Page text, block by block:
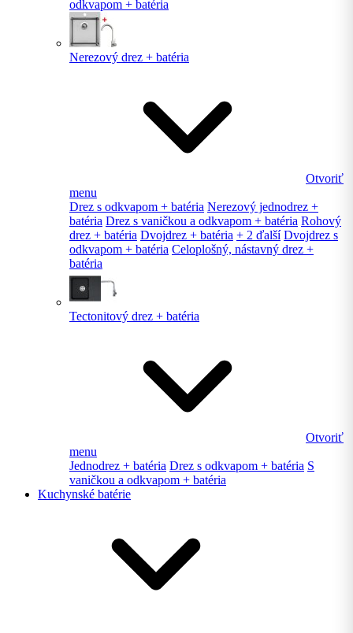
odkvapom + batéria
Nerezový drez + batéria
Otvoriť
menu
Drez s odkvapom + batéria Nerezový jednodrez +
batéria Drez s vaničkou a odkvapom + batéria Rohový
drez + batéria Dvojdrez + batéria + 2 ďalší Dvojdrez s
odkvapom + batéria Celoplošný, nástavný drez +
batéria
Tectonitový drez + batéria
Otvoriť
menu
Jednodrez + batéria Drez s odkvapom + batéria S
vaničkou a odkvapom + batéria
Kuchynské batérie